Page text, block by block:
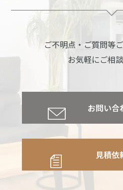
ご不明点・ご質問等
お気軽にご相
お問い合
見積依